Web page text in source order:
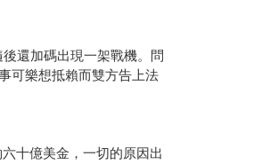
還加碼出現一架戰機。問
可樂想抵賴而雙方告上法
十億美金，一切的原因出